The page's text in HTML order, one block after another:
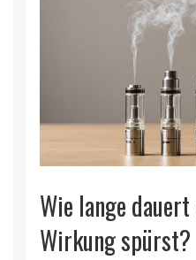
Wie lange
Wirkung spürst?